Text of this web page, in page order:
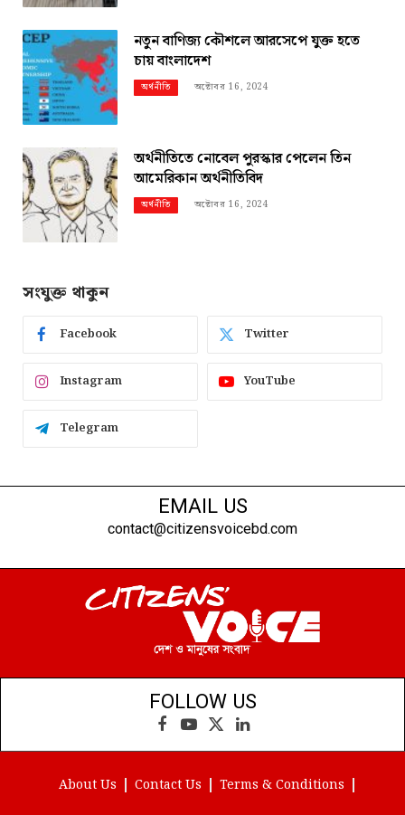
নতুন বাণিজ্য কৌশলে আরসেপে যুক্ত হতে
চায় বাংলাদেশ
অর্থনীতি অক্টোবর 16, 2024
অর্থনীতিতে নোবেল পুরস্কার পেলেন তিন
আমেরিকান অর্থনীতিবিদ
অর্থনীতি অক্টোবর 16, 2024
সংযুক্ত থাকুন
Facebook Twitter
Instagram YouTube
Telegram
EMAIL US
contact@citizensvoicebd.com
FOLLOW US
Facebook
YouTube
X
(Twitter)
LinkedIn
About Us Contact Us Terms & Conditions